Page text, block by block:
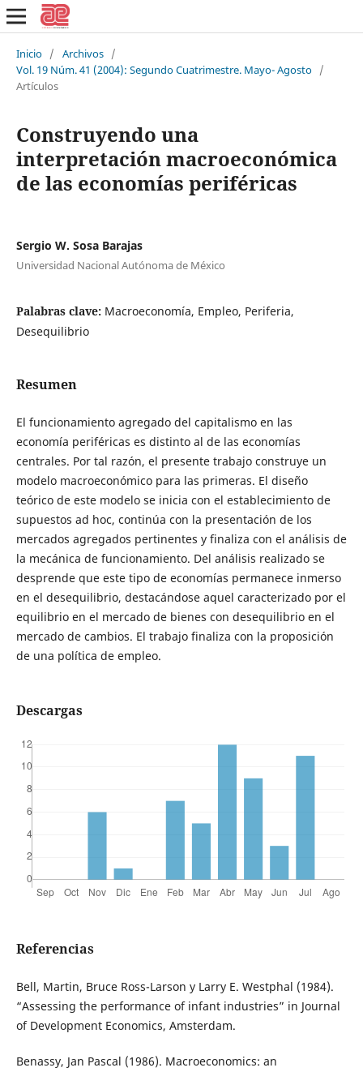
Inicio / Archivos /
Vol. 19 Núm. 41 (2004): Segundo Cuatrimestre. Mayo- Agosto /
Artículos
Construyendo una
interpretación macroeconómica
de las economías periféricas
Sergio W. Sosa Barajas
Universidad Nacional Autónoma de México
Palabras clave: Macroeconomía, Empleo, Periferia,
Desequilibrio
Resumen
El funcionamiento agregado del capitalismo en las
economía periféricas es distinto al de las economías
centrales. Por tal razón, el presente trabajo construye un
modelo macroeconómico para las primeras. El diseño
teórico de este modelo se inicia con el establecimiento de
supuestos ad hoc, continúa con la presentación de los
mercados agregados pertinentes y finaliza con el análisis de
la mecánica de funcionamiento. Del análisis realizado se
desprende que este tipo de economías permanece inmerso
en el desequilibrio, destacándose aquel caracterizado por el
equilibrio en el mercado de bienes con desequilibrio en el
mercado de cambios. El trabajo finaliza con la proposición
de una política de empleo.
Descargas
Referencias
Bell, Martin, Bruce Ross-Larson y Larry E. Westphal (1984).
“Assessing the performance of infant industries” in Journal
of Development Economics, Amsterdam.
Benassy, Jan Pascal (1986). Macroeconomics: an